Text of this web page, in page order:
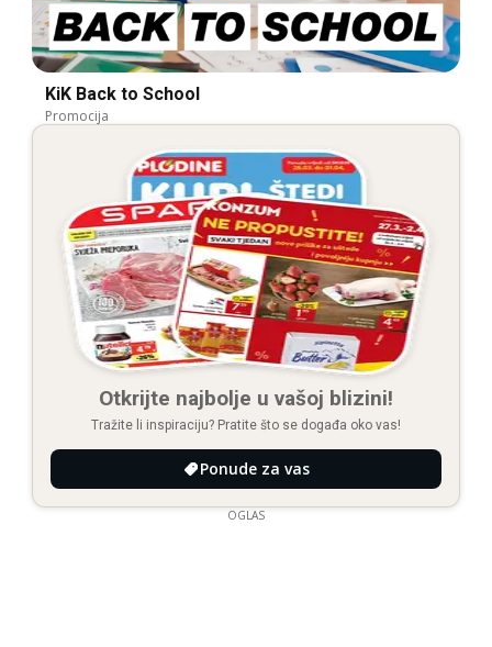
KiK Back to School
Promocija
Otkrijte najbolje u vašoj blizini!
Tražite li inspiraciju? Pratite što se događa oko vas!
Ponude za vas
OGLAS